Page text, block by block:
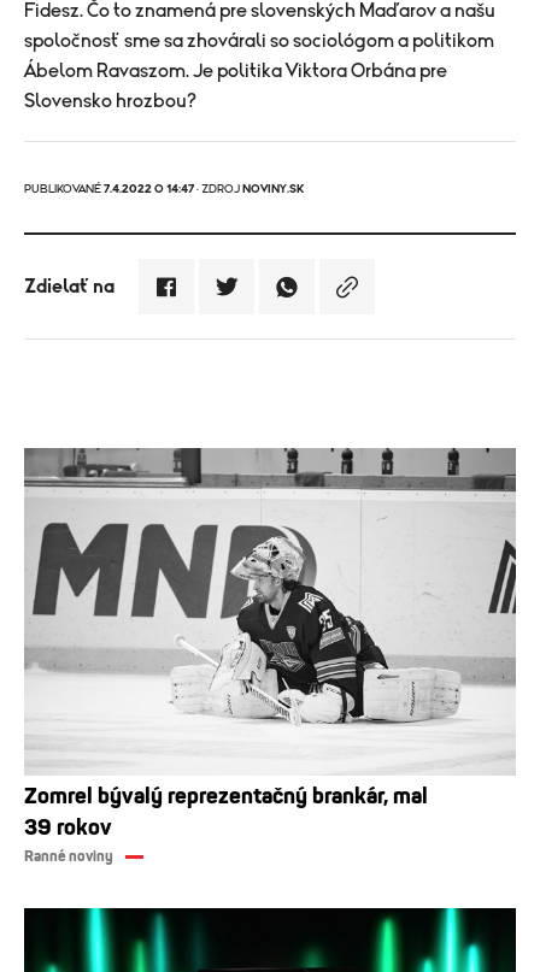
Fidesz. Čo to znamená pre slovenských Maďarov a našu
spoločnosť sme sa zhovárali so sociológom a politikom
Ábelom Ravaszom. Je politika Viktora Orbána pre
Slovensko hrozbou?
PUBLIKOVANÉ 7.4.2022 O 14:47 · ZDROJ NOVINY.SK
Zdielať na
Zomrel bývalý reprezentačný brankár, mal
39 rokov
Ranné noviny